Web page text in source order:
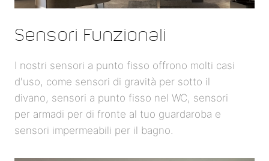
Sensori Funzionali
I nostri sensori a punto fisso offrono molti casi
d'uso, come sensori di gravità per sotto il
divano, sensori a punto fisso nel WC, sensori
per armadi per di fronte al tuo guardaroba e
sensori impermeabili per il bagno.